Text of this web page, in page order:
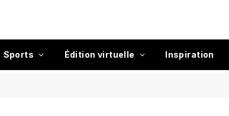
Sports Édition virtuelle Inspiration